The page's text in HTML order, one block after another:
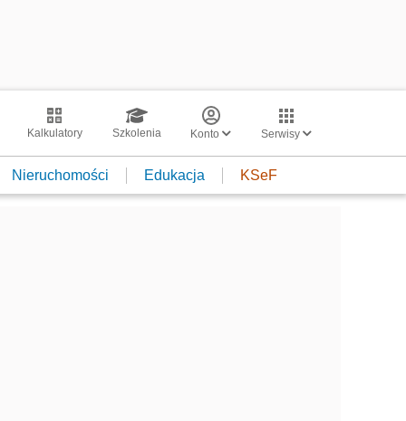
Kalkulatory Szkolenia Konto Serwisy
Nieruchomości Edukacja KSeF